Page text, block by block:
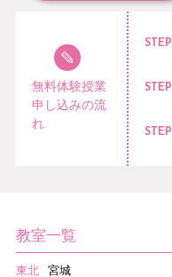
無料体験授業
申し込みの流
れ
STEP
STEP
STEP
教室一覧
東北
宮城